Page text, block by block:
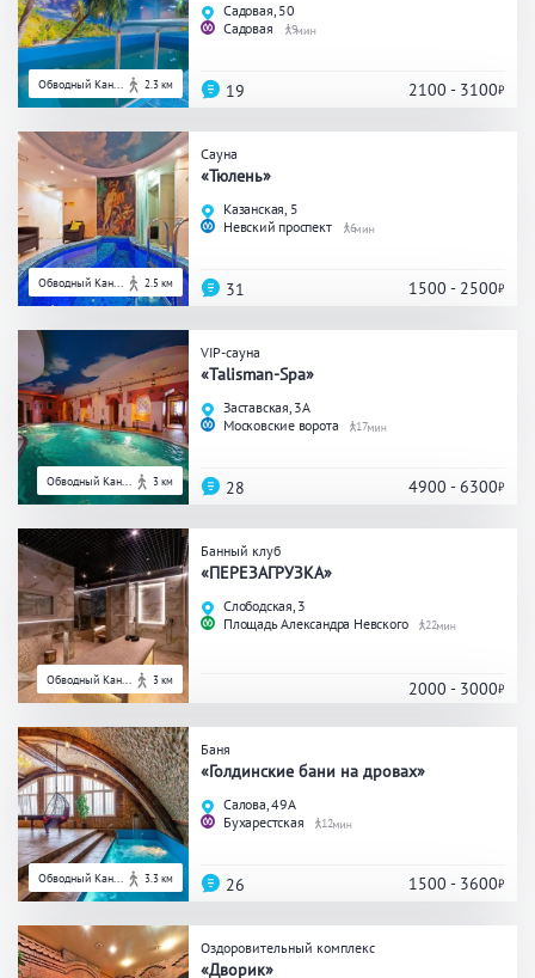
Кухня
Мангал/ барбекю
Заказ по меню
Ресторан/ бар
Удобства
На берегу водоема
Комната отдыха
Детская комната
Сеновал
ПРИМЕНИТЬ ФИЛЬТРЫ
Обводный Кан... 2.3 км
Садовая, 50
Садовая
9
2100 - 3100
19
Обводный Кан... 2.5 км
Сауна
«Тюлень»
Казанская, 5
Невский проспект
6
1500 - 2500
31
Обводный Кан... 3 км
VIP-сауна
«Talisman-Spa»
Заставская, 3А
Московские ворота
17
4900 - 6300
28
Обводный Кан... 3 км
Банный клуб
«ПЕРЕЗАГРУЗКА»
Слободская, 3
Площадь Александра Невского
22
2000 - 3000
Обводный Кан... 3.3 км
Баня
«Голдинские бани на дровах»
Салова, 49А
Бухарестская
12
1500 - 3600
26
Оздоровительный комплекс
«Дворик»